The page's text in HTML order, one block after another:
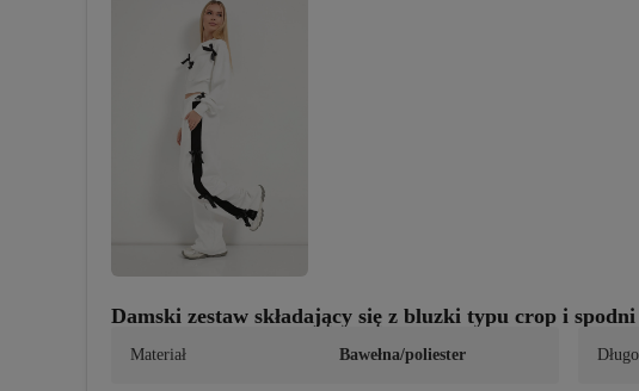
Damski zestaw składający się z bluzki typu crop i
Materiał Bawełna/poliester